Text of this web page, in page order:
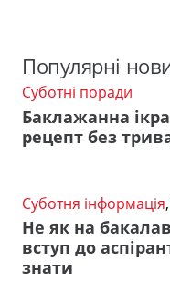
Популярні
Суботні поради
Баклажанна
рецепт без
Суботня інформація,
Не як на
вступ до
знати